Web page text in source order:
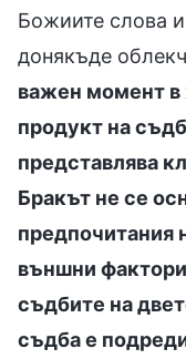
Божиите слова
донякъде
важен момент в
продукт на
представлява
Бракът не се
предпочитания
външни
съдбите на
съдба е